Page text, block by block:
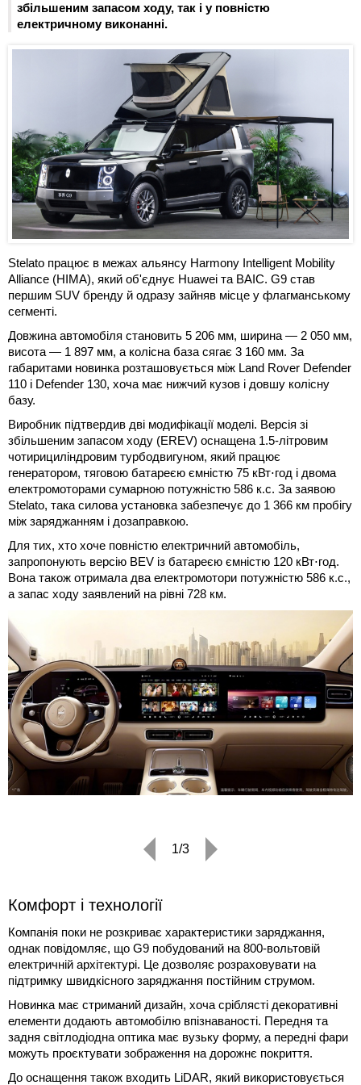
збільшеним запасом ходу, так і у повністю
електричному виконанні.
Stelato працює в межах альянсу Harmony Intelligent Mobility
Alliance (HIMA), який об'єднує Huawei та BAIC. G9 став
першим SUV бренду й одразу зайняв місце у флагманському
сегменті.
Довжина автомобіля становить 5 206 мм, ширина — 2 050 мм,
висота — 1 897 мм, а колісна база сягає 3 160 мм. За
габаритами новинка розташовується між Land Rover Defender
110 і Defender 130, хоча має нижчий кузов і довшу колісну
базу.
Виробник підтвердив дві модифікації моделі. Версія зі
збільшеним запасом ходу (EREV) оснащена 1.5-літровим
чотирициліндровим турбодвигуном, який працює
генератором, тяговою батареєю ємністю 75 кВт⋅год і двома
електромоторами сумарною потужністю 586 к.с. За заявою
Stelato, така силова установка забезпечує до 1 366 км пробігу
між заряджанням і дозаправкою.
Для тих, хто хоче повністю електричний автомобіль,
запропонують версію BEV із батареєю ємністю 120 кВт⋅год.
Вона також отримала два електромотори потужністю 586 к.с.,
а запас ходу заявлений на рівні 728 км.
1/3
Комфорт і технології
Компанія поки не розкриває характеристики заряджання,
однак повідомляє, що G9 побудований на 800-вольтовій
електричній архітектурі. Це дозволяє розраховувати на
підтримку швидкісного заряджання постійним струмом.
Новинка має стриманий дизайн, хоча сріблясті декоративні
елементи додають автомобілю впізнаваності. Передня та
задня світлодіодна оптика має вузьку форму, а передні фари
можуть проєктувати зображення на дорожнє покриття.
До оснащення також входить LiDAR, який використовується